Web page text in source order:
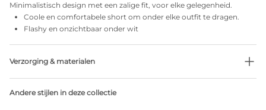
Minimalistisch design met een zalige fit, voor elke gelegenheid.
Coole en comfortabele short om onder elke outfit te dragen.
Flashy en onzichtbaar onder wit
Verzorging & materialen
Geen professionele reiniging
Andere stijlen in deze collectie